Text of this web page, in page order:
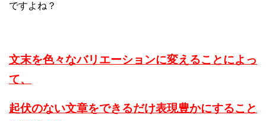
ですよね？
文末を色々なバリエーションに変えることによっ
て、
起伏のない文章をできるだけ表現豊かにすること